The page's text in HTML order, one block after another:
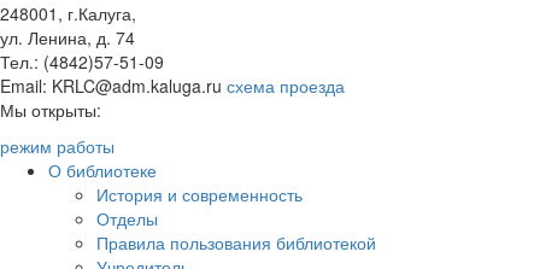
248001, г.Калуга,
ул. Ленина, д. 74
Тел.: (4842)57-51-09
Email: KRLC@adm.kaluga.ru схема проезда
Мы открыты:
режим работы
О библиотеке
История и современность
Отделы
Правила пользования библиотекой